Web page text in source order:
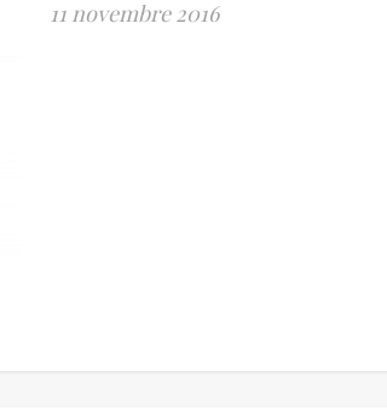
11 novembre 2016